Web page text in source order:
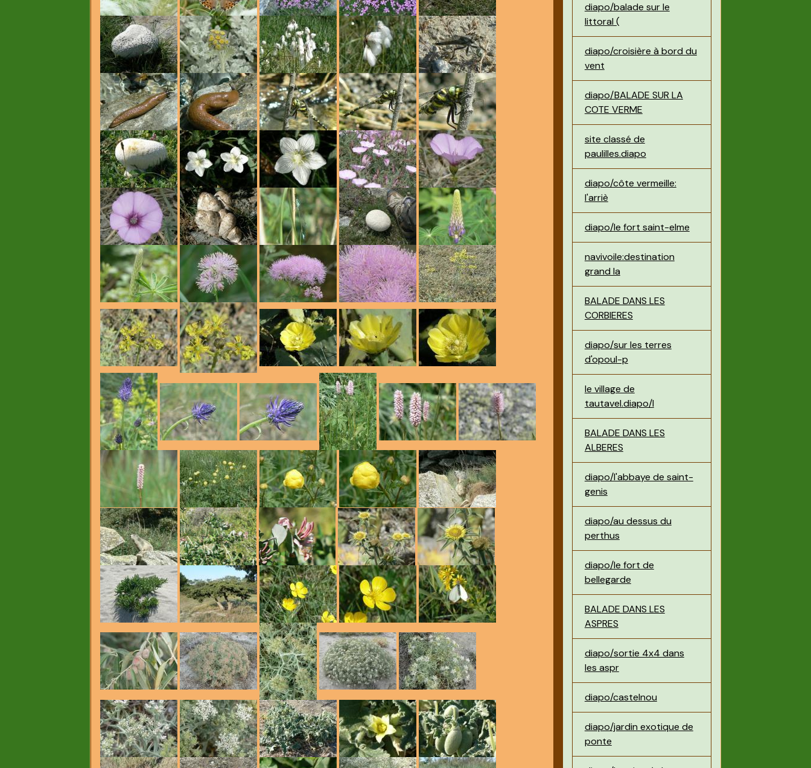
diapo/balade sur le
littoral (
diapo/croisière à bord du
vent
diapo/BALADE SUR LA
COTE VERME
site classé de
paulilles.diapo
diapo/côte vermeille:
l'arriè
diapo/le fort saint-elme
navivoile:destination
grand la
BALADE DANS LES
CORBIERES
diapo/sur les terres
d'opoul-p
le village de
tautavel.diapo/l
BALADE DANS LES
ALBERES
diapo/l'abbaye de saint-
genis
diapo/au dessus du
perthus
diapo/le fort de
bellegarde
BALADE DANS LES
ASPRES
diapo/sortie 4x4 dans
les aspr
diapo/castelnou
diapo/jardin exotique de
ponte